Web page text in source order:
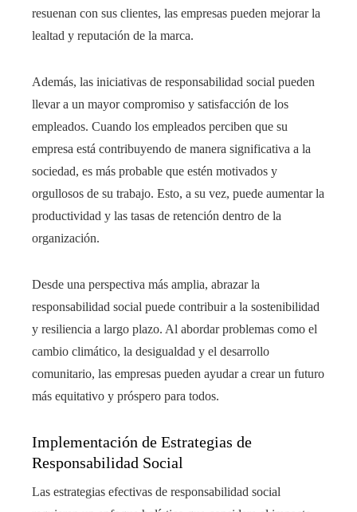
resuenan con sus clientes, las empresas pueden mejorar la
lealtad y reputación de la marca.
Además, las iniciativas de responsabilidad social pueden
llevar a un mayor compromiso y satisfacción de los
empleados. Cuando los empleados perciben que su
empresa está contribuyendo de manera significativa a la
sociedad, es más probable que estén motivados y
orgullosos de su trabajo. Esto, a su vez, puede aumentar la
productividad y las tasas de retención dentro de la
organización.
Desde una perspectiva más amplia, abrazar la
responsabilidad social puede contribuir a la sostenibilidad
y resiliencia a largo plazo. Al abordar problemas como el
cambio climático, la desigualdad y el desarrollo
comunitario, las empresas pueden ayudar a crear un futuro
más equitativo y próspero para todos.
Implementación de Estrategias de
Responsabilidad Social
Las estrategias efectivas de responsabilidad social